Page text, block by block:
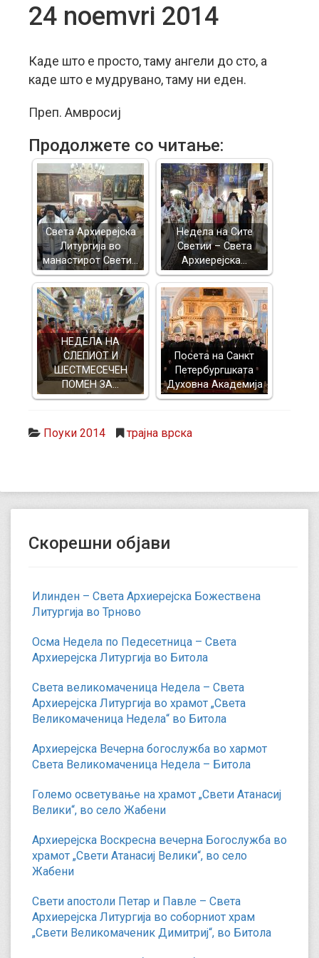
24 noemvri 2014
Каде што е просто, таму ангели до сто, а
каде што е мудрувано, таму ни еден.
Преп. Амвросиј
Продолжете со читање:
Света Архиерејска
Литургија во
манастирот Свети…
Недела на Сите
Светии – Света
Архиерејска…
НЕДЕЛА НА
СЛЕПИОТ И
ШЕСТМЕСЕЧЕН
ПОМЕН ЗА…
Посета на Санкт
Петербургшката
Духовна Академија
Поуки 2014 трајна врска
Скорешни објави
Илинден – Света Архиерејска Божествена
Литургија во Трново
Осма Недела по Педесетница – Света
Архиерејска Литургија во Битола
Света великомаченица Недела – Света
Архиерејска Литургија во храмот „Света
Великомаченица Недела“ во Битола
Архиерејска Вечерна богослужба во хармот
Света Великомаченица Недела – Битола
Големо осветување на храмот „Свети Атанасиј
Велики“, во село Жабени
Архиерејска Воскресна вечерна Богослужба во
храмот „Свети Атанасиј Велики“, во село
Жабени
Свети апостоли Петар и Павле – Света
Архиерејска Литургија во соборниот храм
„Свети Великомаченик Димитриј“, во Битола